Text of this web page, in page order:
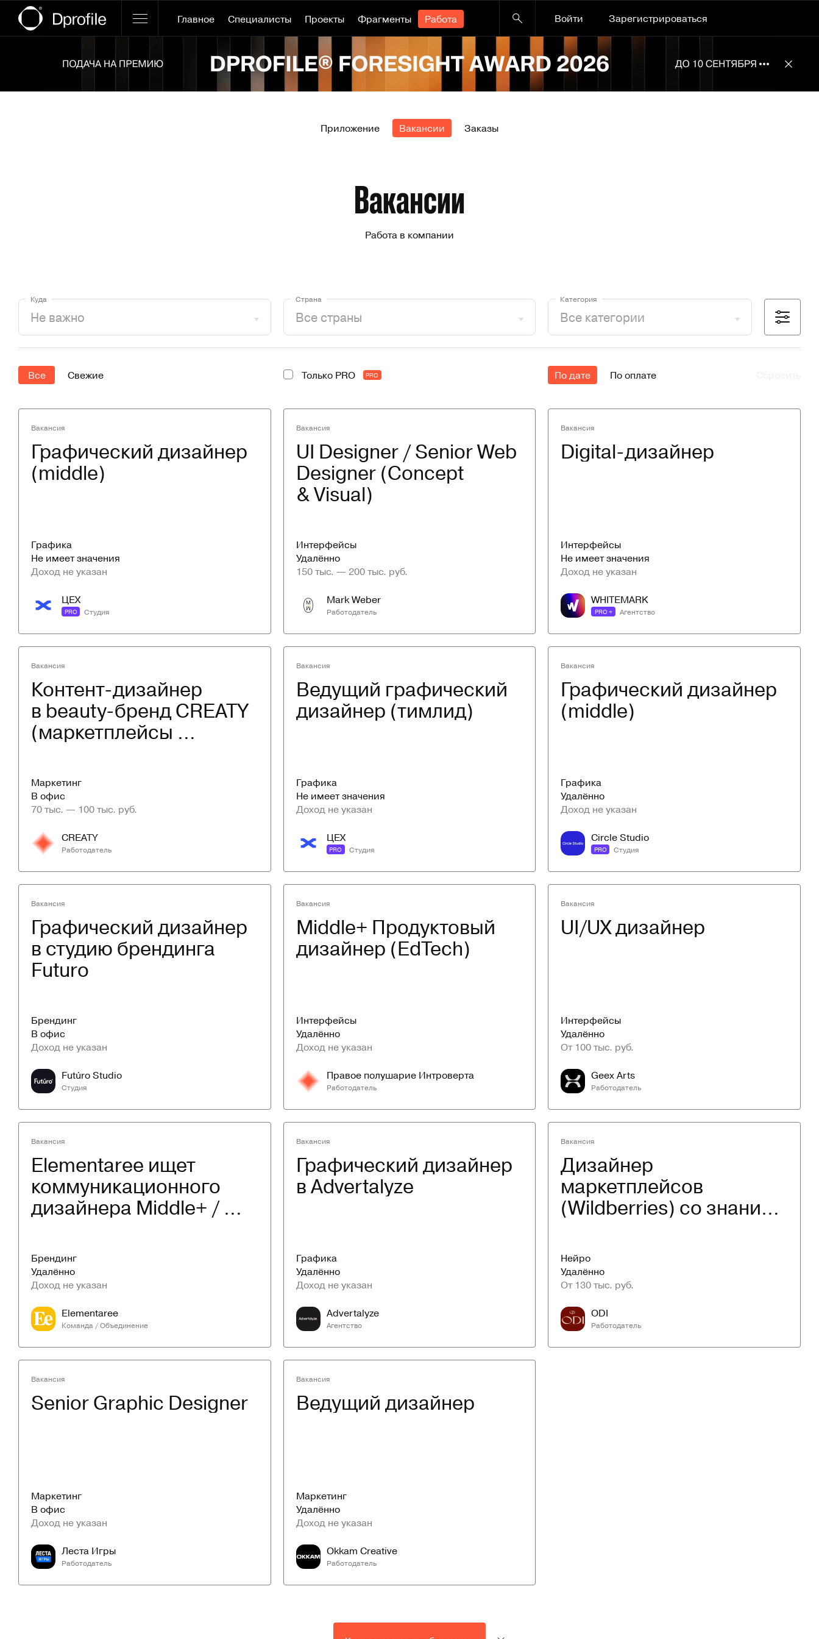
Главное Специалисты Проекты Фрагменты Работа Войти
Зарегистрироваться
Приложение Вакансии Заказы
Вакансии
Работа в компании
Куда Страна Категория
Все Свежие Только PRO PRO По дате По оплате
Вакансия
Графический дизайнер
(middle)
Графика
Не имеет значения
Доход не указан
ЦЕХ
PRO Студия
Вакансия
UI Designer / Senior Web
Designer (Concept
& Visual)
Интерфейсы
Удалённо
150 тыс. — 200 тыс. руб.
Mark Weber
Работодатель
Вакансия
Digital-дизайнер
Интерфейсы
Не имеет значения
Доход не указан
WHITEMARK
PRO + Агентство
Вакансия
Контент-дизайнер
в beauty-бренд CREATY
(маркетплейсы
Маркетинг
В офис
70 тыс. — 100 тыс. руб.
CREATY
Работодатель
Вакансия
Ведущий графический
дизайнер (тимлид)
Графика
Не имеет значения
Доход не указан
ЦЕХ
PRO Студия
Вакансия
Графический дизайнер
(middle)
Графика
Удалённо
Доход не указан
Circle Studio
PRO Студия
Вакансия
Графический дизайнер
в студию брендинга
Futuro
Брендинг
В офис
Доход не указан
Futúro Studio
Студия
Вакансия
Middle+ Продуктовый
дизайнер (EdTech)
Интерфейсы
Удалённо
Доход не указан
Правое полушарие Интроверта
Работодатель
Вакансия
UI/UX дизайнер
Интерфейсы
Удалённо
От 100 тыс. руб.
Geex Arts
Работодатель
Вакансия
Elementaree ищет
коммуникационного
дизайнера Middle+ /
Брендинг
Удалённо
Доход не указан
Elementaree
Команда / Объединение
Вакансия
Графический дизайнер
в Advertalyze
Графика
Удалённо
Доход не указан
Advertalyze
Агентство
Вакансия
Дизайнер
маркетплейсов
(Wildberries) со знанием
Нейро
Удалённо
От 130 тыс. руб.
ODI
Работодатель
Вакансия
Senior Graphic Designer
Маркетинг
В офис
Доход не указан
Леста Игры
Работодатель
Вакансия
Ведущий дизайнер
Маркетинг
Удалённо
Доход не указан
Okkam Creative
Работодатель